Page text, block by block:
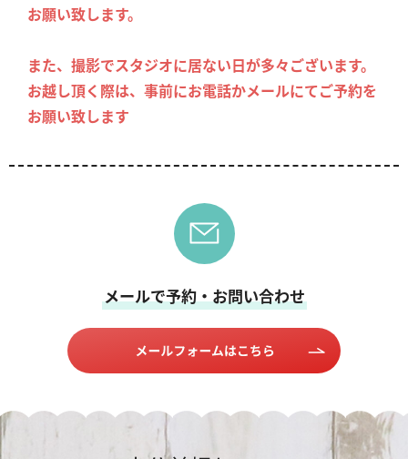
お願い致します。
また、撮影でスタジオに居ない日が多々ございます。
お越し頂く際は、事前にお電話かメールにてご予約を
お願い致します
メールで予約・お問い合わせ